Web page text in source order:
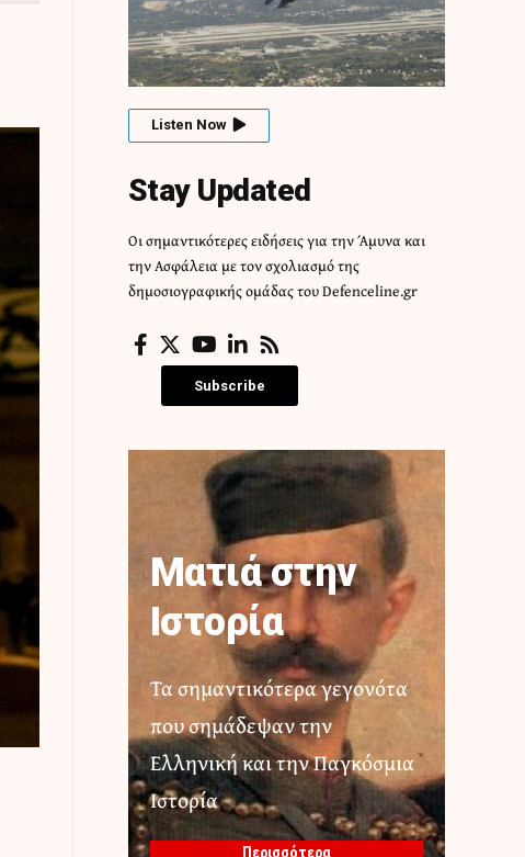
Listen Now
Stay Updated
Οι σημαντικότερες ειδήσεις για την Άμυνα και
την Ασφάλεια με τον σχολιασμό της
δημοσιογραφικής ομάδας του Defenceline.gr
Subscribe
Ματιά στην
Ιστορία
Τα σημαντικότερα γεγονότα
που σημάδεψαν την
Ελληνική και την Παγκόσμια
Ιστορία
Περισσότερα